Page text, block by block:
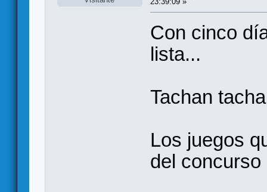
Con cinco
lista...
Tachan
Los juegos
del